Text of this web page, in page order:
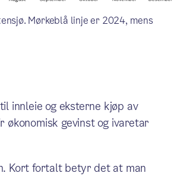
Mørkeblå linje er 2024, mens
innleie og eksterne kjøp av
økonomisk gevinst og ivaretar
Kort fortalt betyr det at man